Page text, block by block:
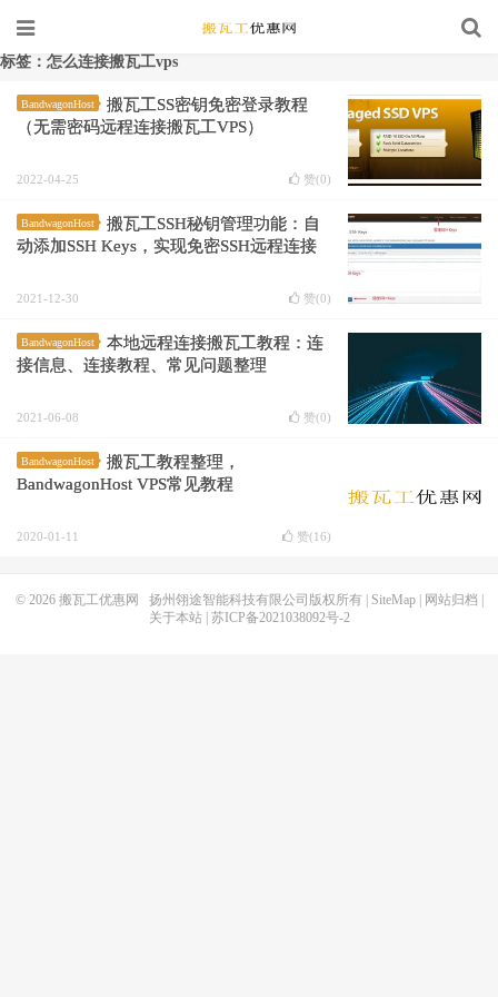
标签：怎么连接搬瓦工vps
BandwagonHost
搬瓦工SS密钥免密登录教程
（无需密码远程连接搬瓦工VPS）
2022-04-25 赞(0)
BandwagonHost
搬瓦工SSH秘钥管理功能：自
动添加SSH Keys，实现免密SSH远程连接
2021-12-30 赞(0)
BandwagonHost
本地远程连接搬瓦工教程：连
接信息、连接教程、常见问题整理
2021-06-08 赞(0)
BandwagonHost
搬瓦工教程整理，
BandwagonHost VPS常见教程
2020-01-11 赞(16)
© 2026 搬瓦工优惠网 扬州翎途智能科技有限公司版权所有 | SiteMap| 网站归档
关于本站| 苏ICP备2021038092号-2